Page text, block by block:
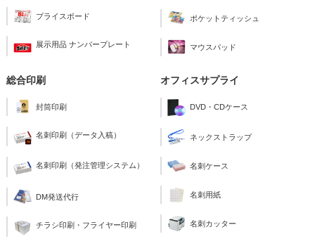
プライスボード
展示用品 ナンバープレート
ポケットティッシュ
マウスパッド
総合印刷
封筒印刷
名刺印刷（データ入稿）
名刺印刷（発注管理システム）
DM発送代行
チラシ印刷・フライヤー印刷
オフィスサプライ
DVD・CDケース
ネックストラップ
名刺ケース
名刺用紙
名刺カッター